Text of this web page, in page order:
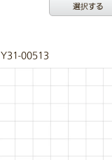
選択する
Y31-00513